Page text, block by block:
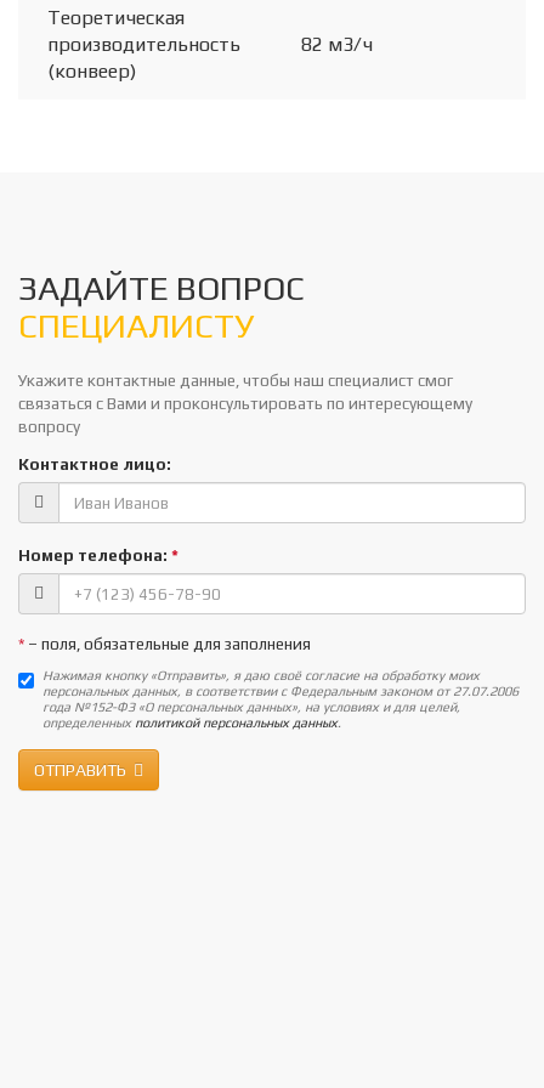
Теоретическая
производительность
(конвеер)
82 м3/ч
ЗАДАЙТЕ ВОПРОС
СПЕЦИАЛИСТУ
Укажите контактные данные, чтобы наш специалист смог
связаться с Вами и проконсультировать по интересующему
вопросу
Контактное лицо:
Номер телефона: *
* – поля, обязательные для заполнения
Нажимая кнопку «Отправить», я даю своё согласие на обработку моих
персональных данных, в соответствии с Федеральным законом от 27.07.2006
года №152-ФЗ «О персональных данных», на условиях и для целей,
определенных политикой персональных данных.
ОТПРАВИТЬ